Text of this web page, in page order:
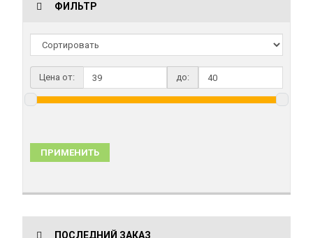
ФИЛЬТР
Цена от: до:
ПРИМЕНИТЬ
ПОСЛЕДНИЙ ЗАКАЗ